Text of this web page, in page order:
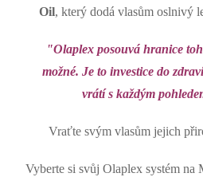
Oil, který dodá vlasům oslnivý
"Olaplex posouvá hranice
možné. Je to investice do
vrátí s každým
Vraťte svým vlasům jejich
Vyberte si svůj Olaplex systém na